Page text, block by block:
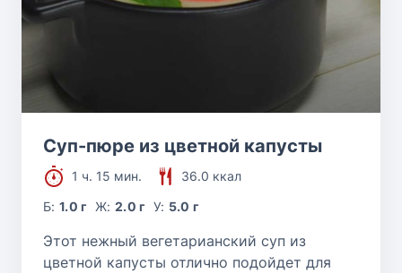
Суп-пюре из цветной капусты
1 ч. 15 мин.
36.0 ккал
Б:1.0 г Ж: 2.0 г У: 5.0 г
Этот нежный вегетарианский суп из
цветной капусты отлично подойдет для